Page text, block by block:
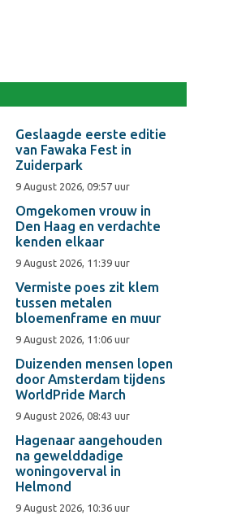
Geslaagde eerste editie
van Fawaka Fest in
Zuiderpark
9 August 2026, 09:57 uur
Omgekomen vrouw in
Den Haag en verdachte
kenden elkaar
9 August 2026, 11:39 uur
Vermiste poes zit klem
tussen metalen
bloemenframe en muur
9 August 2026, 11:06 uur
Duizenden mensen lopen
door Amsterdam tijdens
WorldPride March
9 August 2026, 08:43 uur
Hagenaar aangehouden
na gewelddadige
woningoverval in
Helmond
9 August 2026, 10:36 uur